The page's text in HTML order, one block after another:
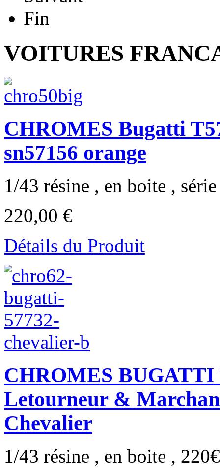
Fin
VOITURES
CHROMES Bugatti
sn57156 orange
1/43 résine , en boite ,
220,00 €
Détails du Produit
CHROMES BUGATTI
Letourneur &
Chevalier
1/43 résine , en boite ,